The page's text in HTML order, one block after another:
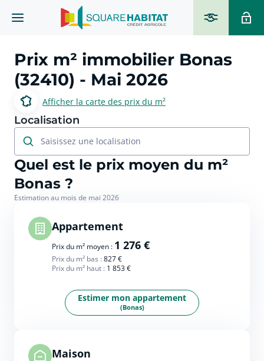
Prix m² immobilier Bonas
(32410) - Mai 2026
Afficher la carte des prix du m²
Localisation
Saisissez une localisation
Quel est le prix moyen du m²
Bonas ?
Estimation au mois de mai 2026
Appartement
Prix du m² moyen : 1 276 €
Prix du m² bas :827 €
Prix du m² haut : 1 853 €
Estimer mon appartement
(Bonas)
Maison